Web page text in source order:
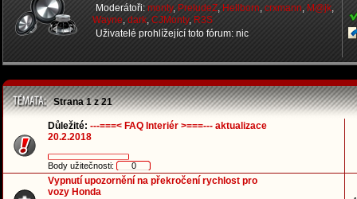
Moderátoři: monty, PreludeZ, Hellborn, crxmann, M@jk,
Wayne, dark, CJMonty, R3S
Uživatelé prohlížející toto fórum: nic
Strana1z21
Důležité: ---===< FAQ Interiér >===--- aktualizace
20.2.2018
Body užitečnosti: 0
Vypnutí upozornění na překročení rychlost pro
vozy Honda